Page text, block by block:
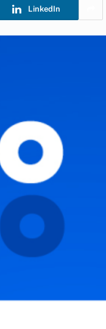
LinkedIn